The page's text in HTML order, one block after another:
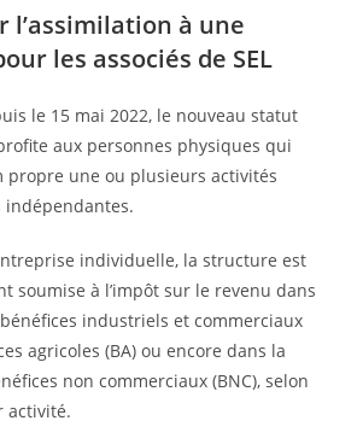
l’assimilation à une
les associés de SEL
le 15 mai 2022, le nouveau statut
aux personnes physiques qui
propre une ou plusieurs activités
indépendantes.
individuelle, la structure est
soumise à l’impôt sur le revenu dans
industriels et commerciaux
agricoles (BA) ou encore dans la
non commerciaux (BNC), selon
activité.